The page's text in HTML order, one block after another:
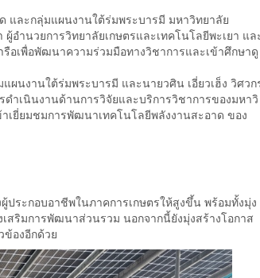
ละกลุ่มแผนงานใต้ร่มพระบารมี มหาวิทยาลัย
อำนวยการวิทยาลัยเกษตรและเทคโนโลยีพะเยา แล
เพื่อพัฒนาความร่วมมือทางวิชาการและเข้าศึกษาดู
นงานใต้ร่มพระบารมี และนายวศิน เอี่ยวเฮ็ง วิศวก
ำเนินงานด้านการวิจัยและบริการวิชาการของมหาวิ
เยี่ยมชมการพัฒนาเทคโนโลยีพลังงานสะอาด ของ
ระกอบอาชีพในภาคการเกษตรให้สูงขึ้น พร้อมทั้งมุ่ง
สริมการพัฒนาส่วนรวม นอกจากนี้ยังมุ่งสร้างโอกาส
องอีกด้วย